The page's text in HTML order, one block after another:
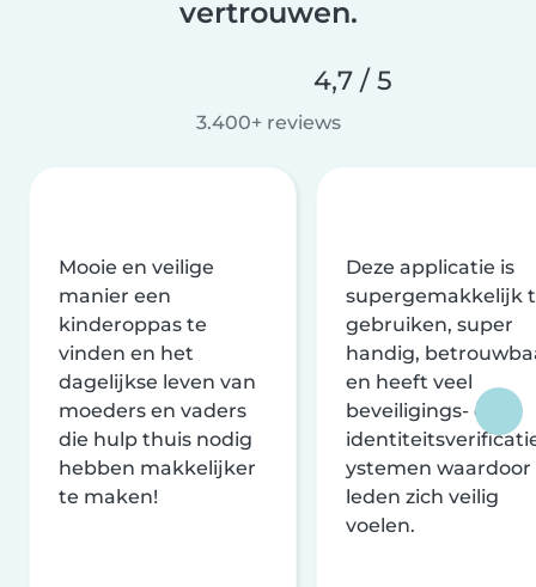
vertrouwen.
4,7 / 5
3.400+ reviews
Mooie en veilige
manier een
kinderoppas te
vinden en het
dagelijkse leven van
moeders en vaders
die hulp thuis nodig
hebben makkelijker
te maken!
Deze applicatie is
supergemakkelijk
gebruiken, super
handig,
en heeft veel
beveiligings- en
ystemen waardoor
leden zich veilig
voelen.